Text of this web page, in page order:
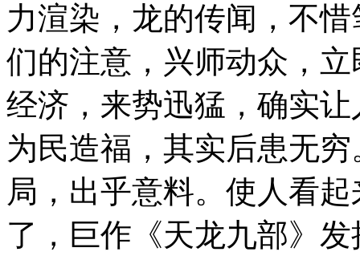
力渲染，龙的传闻，不
们的注意，兴师动众，
经济，来势迅猛，确实
为民造福，其实后患无
局，出乎意料。使人看
了，巨作《天龙九部》